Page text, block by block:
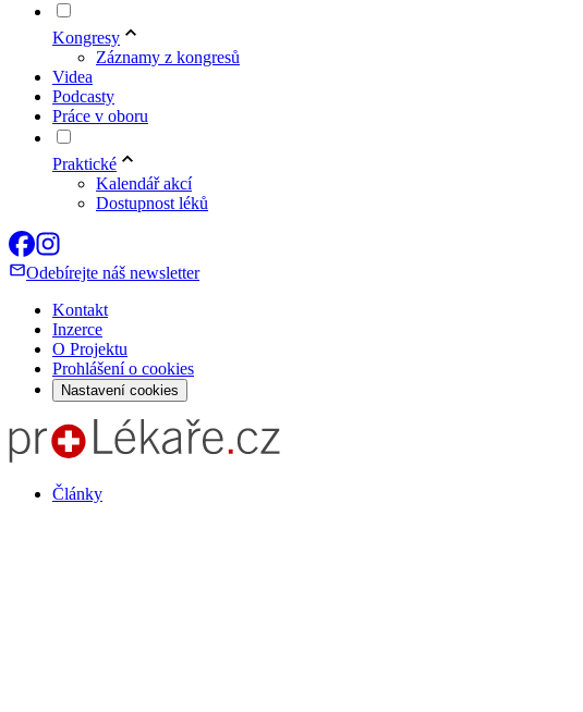
Kongresy
Záznamy z kongresů
Videa
Podcasty
Práce v oboru
Praktické
Kalendář akcí
Dostupnost léků
Odebírejte náš newsletter
Kontakt
Inzerce
O Projektu
Prohlášení o cookies
Nastavení cookies
Články